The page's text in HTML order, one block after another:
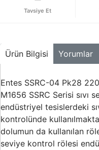
Tavsiye Et
Ürün Bilgisi Yorumlar
Entes SSRC-04 Pk28
M1656 SSRC Serisi sıvı
endüstriyel tesislerdeki
kontrolünde
dolumun da kullanılan
seviye kontrol rölesi